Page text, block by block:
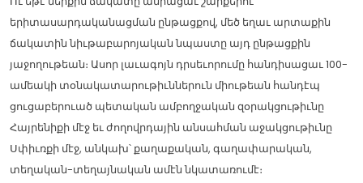
երիտասարդականացման ընթացքով, մեծ եղաւ արտաքին
ճակատին նիւթաբարոյական նպաստը այդ ընթացքին
յաջողութեան։ Ասոր լաւագոյն դրսեւորումը հանդիսացաւ 100-
ամեակի տօնակատարութիւններուն միութեան հանդէպ
ցուցաբերուած պետական ամբողջական զօրակցութիւնը
Հայրենիքի մէջ եւ ժողովրդային անսահման աջակցութիւնը
Սփիւռքի մէջ, անկախ՝ քաղաքական, գաղափարական,
տեղական-տեղայնական ամէն նկատառումէ։